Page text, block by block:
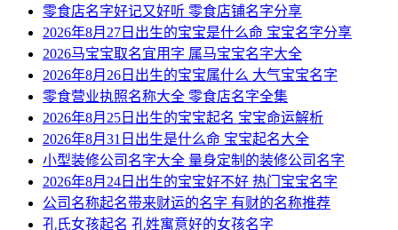
零食店名字好记又好听 零食店铺名字分享
2026年8月27日出生的宝宝是什么命 宝宝名字分享
2026马宝宝取名宜用字 属马宝宝名字大全
2026年8月26日出生的宝宝属什么 大气宝宝名字
零食营业执照名称大全 零食店名字全集
2026年8月25日出生的宝宝起名 宝宝命运解析
2026年8月31日出生是什么命 宝宝起名大全
小型装修公司名字大全 量身定制的装修公司名字
2026年8月24日出生的宝宝好不好 热门宝宝名字
公司名称起名带来财运的名字 有财的名称推荐
孔氏女孩起名 孔姓寓意好的女孩名字